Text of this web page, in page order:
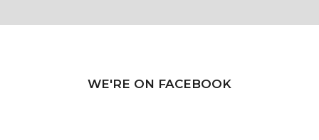
WE'RE ON FACEBOOK